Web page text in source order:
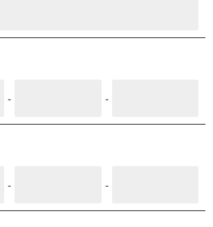
- -
- -